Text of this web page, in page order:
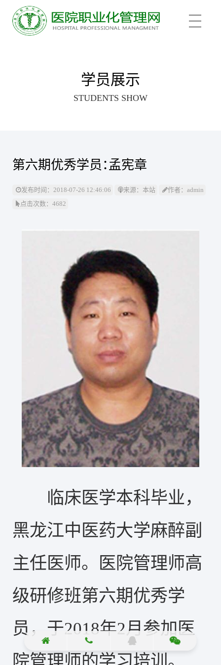
关于我们
卫生技术资格考试助考
医务社工师
医院管理咨询案例
医院EAP项目咨询
新闻中心
行业资讯
考试信息
职业标准
政策法规
新闻动态
医院职业化管理杂志
资料下载
师资展示
联系我们
联系方式
证书查询
学员展示
STUDENTS SHOW
第六期优秀学员：孟宪章
发布时间：2018-07-26 12:46:06 来源：本站
作者：admin
点击次数：4682
临床医学本科毕业，
黑龙江中医药大学麻醉副
主任医师。医院管理师高
级研修班第六期优秀学
员，于2018年2月参加医